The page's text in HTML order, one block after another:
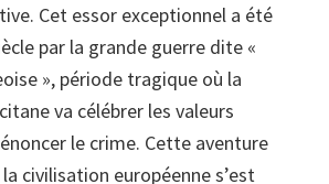
Cet essor exceptionnel a été
par la grande guerre dite «
», période tragique où la
va célébrer les valeurs
le crime. Cette aventure
civilisation européenne s’est